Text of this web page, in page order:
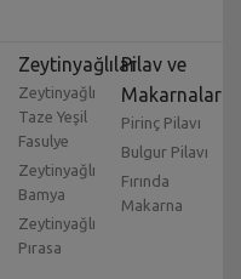
Zeytinyağlılar
Zeytinyağlı
Taze Yeşil
Fasulye
Zeytinyağlı
Bamya
Zeytinyağlı
Pırasa
Pilav ve
Makarnalar
Pirinç Pilavı
Bulgur Pilavı
Fırında
Makarna